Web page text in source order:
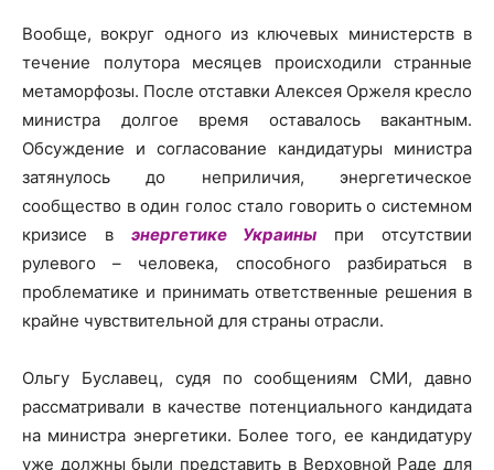
Вообще, вокруг одного из ключевых министерств в
течение полутора месяцев происходили странные
метаморфозы. После отставки Алексея Оржеля кресло
министра долгое время оставалось вакантным.
Обсуждение и согласование кандидатуры министра
затянулось до неприличия, энергетическое
сообщество в один голос стало говорить о системном
кризисе в энергетике Украины при отсутствии
рулевого – человека, способного разбираться в
проблематике и принимать ответственные решения в
крайне чувствительной для страны отрасли.
Ольгу Буславец, судя по сообщениям СМИ, давно
рассматривали в качестве потенциального кандидата
на министра энергетики. Более того, ее кандидатуру
уже должны были представить в Верховной Раде для